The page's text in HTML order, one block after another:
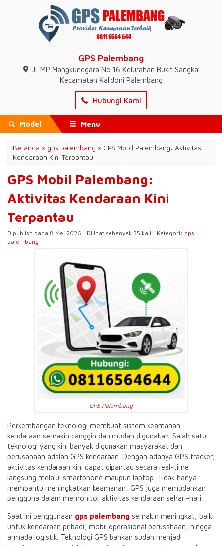
GPS Palembang
Jl. MP Mangkunegara No 16 Kelurahan Bukit Sangkal
Kecamatan Kalidoni Palembang
Hubungi Kami
Model Menu
Beranda » gps palembang » GPS Mobil Palembang: Aktivitas
Kendaraan Kini Terpantau
GPS Mobil Palembang:
Aktivitas Kendaraan Kini
Terpantau
Dipublish pada 8 Mei 2026 | Dilihat sebanyak 35 kali | Kategori: gps
palembang
GPS Palembang
Perkembangan teknologi membuat sistem keamanan
kendaraan semakin canggih dan mudah digunakan. Salah satu
teknologi yang kini banyak digunakan masyarakat dan
perusahaan adalah GPS kendaraan. Dengan adanya GPS tracker,
aktivitas kendaraan kini dapat dipantau secara real-time
langsung melalui smartphone maupun laptop. Tidak hanya
membantu meningkatkan keamanan, GPS juga memudahkan
pengguna dalam memonitor aktivitas kendaraan sehari-hari.
Saat ini penggunaan gps palembang semakin meningkat, baik
untuk kendaraan pribadi, mobil operasional perusahaan, hingga
armada logistik. Teknologi GPS bahkan sudah menjadi